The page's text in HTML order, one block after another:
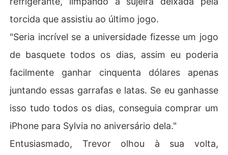
torcida que assistiu ao último jogo.
"Seria incrível se a universidade fizesse um jogo
de basquete todos os dias, assim eu poderia
facilmente ganhar cinquenta dólares apenas
juntando essas garrafas e latas. Se eu ganhasse
isso tudo todos os dias, conseguia comprar um
iPhone para Sylvia no aniversário dela."
Entusiasmado, Trevor olhou à sua volta,